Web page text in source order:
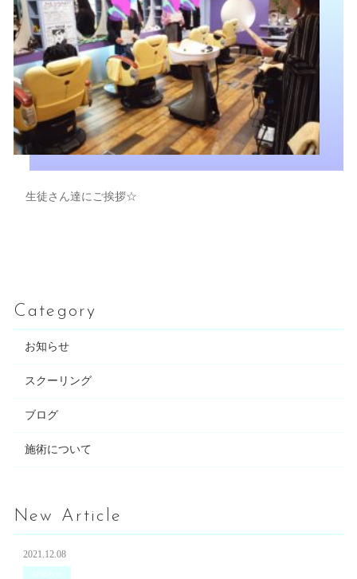
生徒さん達にご挨拶☆
Category
お知らせ
スクーリング
ブログ
施術について
New Article
2021.12.08
お知らせ